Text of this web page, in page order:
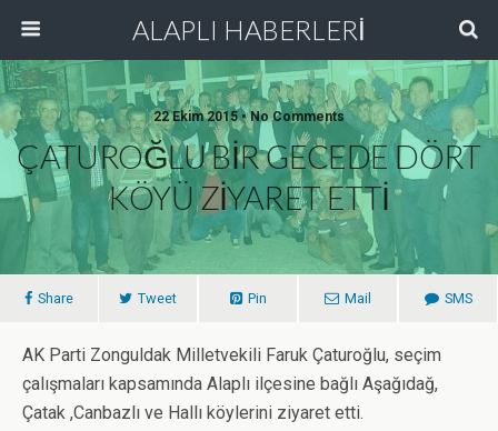
ALAPLI HABERLERİ
22 Ekim 2015 • No Comments
ÇATUROĞLU BİR GECEDE DÖRT
KÖYÜ ZİYARET ETTİ
Share Tweet Pin Mail SMS
AK Parti Zonguldak Milletvekili Faruk Çaturoğlu, seçim
çalışmaları kapsamında Alaplı ilçesine bağlı Aşağıdağ,
Çatak ,Canbazlı ve Hallı köylerini ziyaret etti.